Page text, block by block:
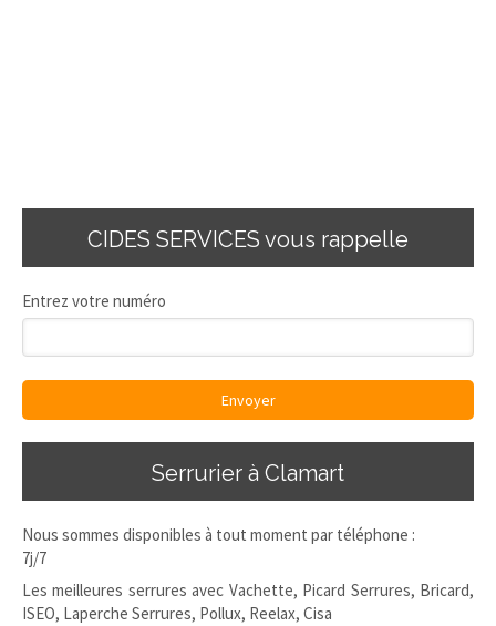
CIDES SERVICES vous rappelle
Entrez votre numéro
Envoyer
Serrurier à Clamart
Nous sommes disponibles à tout moment par téléphone :
7j/7
Les meilleures serrures avec Vachette, Picard Serrures, Bricard,
ISEO, Laperche Serrures, Pollux, Reelax, Cisa